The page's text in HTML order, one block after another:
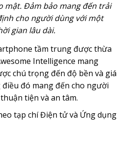
mật. Đảm bảo mang đến trải
cho người dùng với một
gian lâu dài.
tầm trung được thừa
Intelligence mang
chú trọng đến độ bền và giá
đó mang đến cho người
tiện và an tâm.
tạp chí Điện tử và Ứng dụng